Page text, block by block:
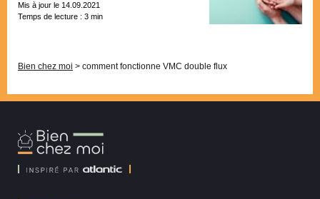
Mis à jour le 14.09.2021
Temps de lecture : 3 min
Bien chez moi > comment fonctionne VMC double flux
Bien
Chez